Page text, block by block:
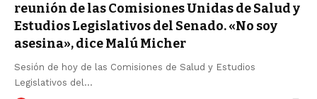
reunión de las Comisiones Unidas de Salud y
Estudios Legislativos del Senado. «No soy
asesina», dice Malú Micher
Sesión de hoy de las Comisiones de Salud y Estudios
Legislativos del…